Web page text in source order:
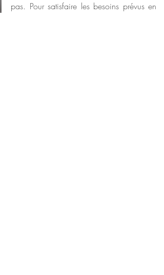
pas. Pour satisfaire les besoins prévus en